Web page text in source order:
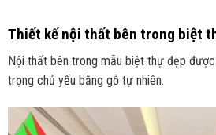
Thiết kế nội thất bên trong biệt
Nội thất bên trong mẫu biệt thự đẹp
trọng chủ yếu bằng gỗ tự nhiên.